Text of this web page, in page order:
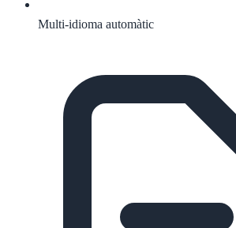
Multi-idioma automàtic